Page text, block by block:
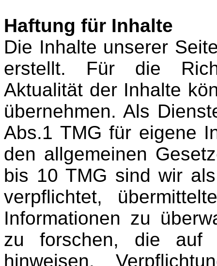
Haftung für Inhalte
Die Inhalte unserer
erstellt. Für die
Aktualität der Inhalte
übernehmen. Als
Abs.1 TMG für eigene
den allgemeinen
bis 10 TMG sind wir
verpflichtet,
Informationen zu
zu forschen, die auf
hinweisen.